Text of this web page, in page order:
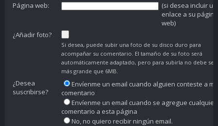
Página web:
(si desea incluir un
enlace a su página
web)
¿Añadir foto?
Si desea, puede subir una foto de su disco duro para
acompañar su comentario. El tamaño de su foto será
automáticamente adaptado, pero para subirla no debe ser
más grande que 6MB.
¿Desea
suscribirse?
Envíenme un email cuando alguien conteste a mi
comentario
Envíenme un email cuando se agregue cualquier
comentario a esta página
No, no quiero recibir ningún email.